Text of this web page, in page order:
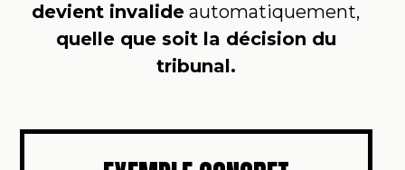
devient invalide automatiquement,
quelle que soit la décision du
tribunal.